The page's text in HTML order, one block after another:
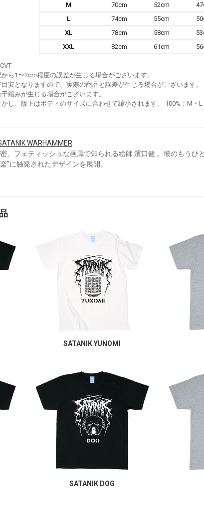
M
70cm 52cm
L
74cm 55cm
XL
78cm 58cm
XXL
82cm 61cm
ら1〜2cm程度の誤差が生じる場合がございます。
安となりますので、実際の商品と誤差が生じる場合がございます。
縮みが生じる場合がございます。
し、版下はボディのサイズに合わせて縮小されます。 100%：M・L
WARHAMMER
、フェティッシュな画風で知られる絵師 濱口健 。彼のもうひ
”に触発されたデザインを展開。
SATANIK YUNOMI
SATANIK DOG